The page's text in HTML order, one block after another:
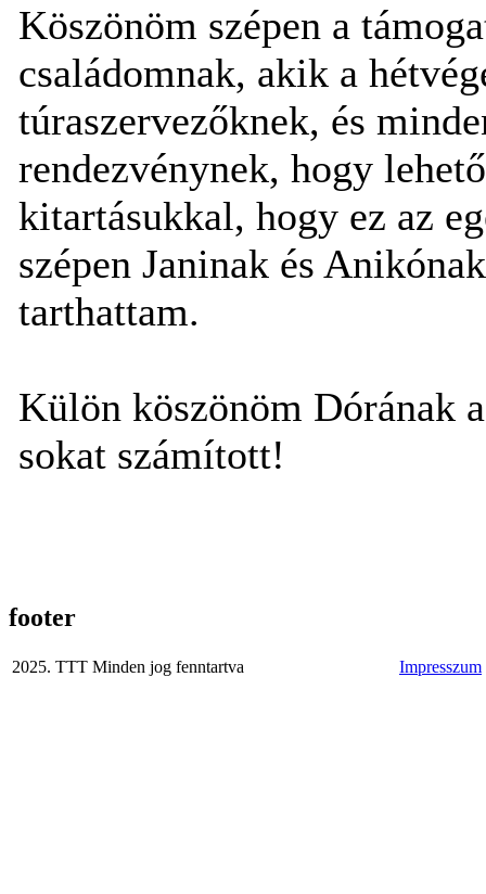
Köszönöm szépen a
családomnak, akik a
túraszervezőknek, és
rendezvénynek, hogy
kitartásukkal, hogy ez az
szépen Janinak és
tarthattam.
Külön köszönöm Dórának
sokat számított!
footer
2025. TTT Minden jog fenntartva Impresszum